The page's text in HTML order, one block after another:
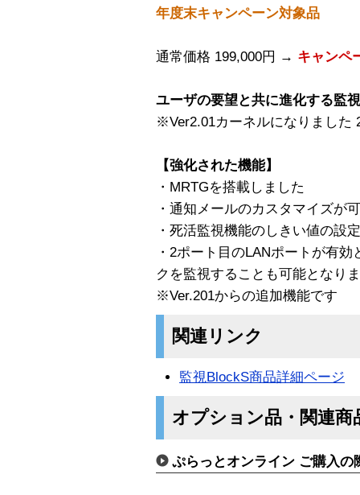
年度末キャンペーン対象品
通常価格 199,000円 → キャンペ
ユーザの要望と共に進化する監
※Ver2.01カーネルになりました
【強化された機能】
・MRTGを搭載しました
・通知メールのカスタマイズが
・死活監視機能のしきい値の設
・2ポート目のLANポートが有
クを監視することも可能となり
※Ver.201からの追加機能です
関連リンク
監視BlockS商品詳細ページ
オプション品・関連商
ぷらっとオンライン ご購入の